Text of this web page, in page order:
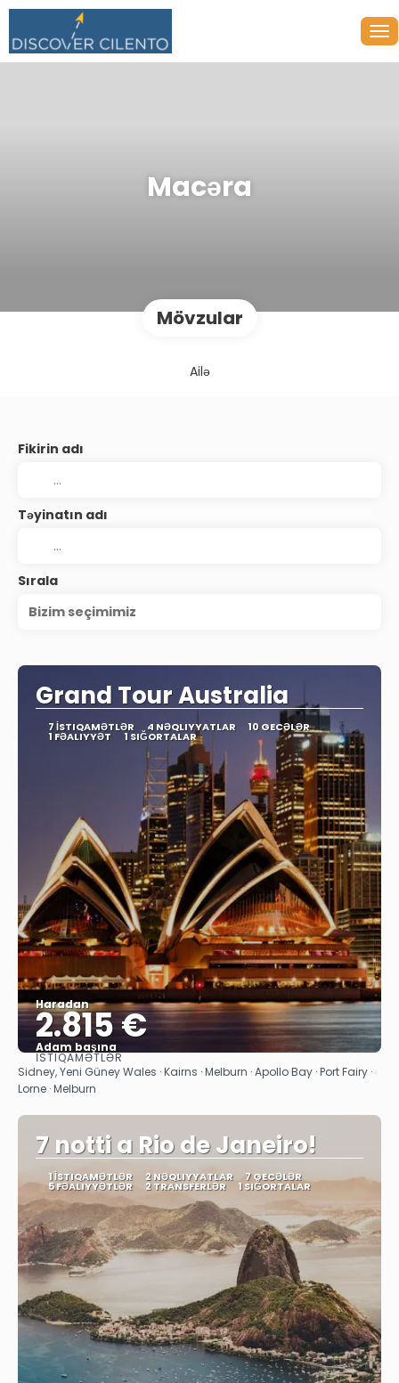
Macəra
Mövzular
Ailə
Fikirin adı
Təyinatın adı
Sırala
Bizim seçimimiz
Grand Tour Australia
7 İSTIQAMƏTLƏR 4 NƏQLIYYATLAR 10 GECƏLƏR
1 FƏALIYYƏT 1 SIĞORTALAR
Haradan
2.815 €
Adam başına
Baxın
İSTIQAMƏTLƏR
Sidney, Yeni Güney Wales · Kairns · Melburn · Apollo Bay · Port Fairy ·
Lorne · Melburn
7 notti a Rio de Janeiro!
1 İSTIQAMƏTLƏR 2 NƏQLIYYATLAR 7 GECƏLƏR
5 FƏALIYYƏTLƏR 2 TRANSFERLƏR 1 SIĞORTALAR